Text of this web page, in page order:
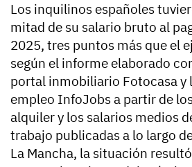
Los inquilinos españoles
mitad de su salario bruto al
2025, tres puntos más que el
según el informe elaborado
portal inmobiliario Fotocasa y
empleo InfoJobs a partir de
alquiler y los salarios medios
trabajo publicadas a lo largo
La Mancha, la situación